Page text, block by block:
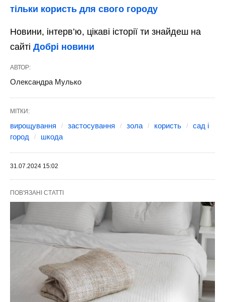
тільки користь для свого городу
Новини, інтерв’ю, цікаві історії ти знайдеш на
сайті Добрі новини
АВТОР:
Олександра Мулько
МІТКИ:
вирощування застосування зола користь
сад і
город
шкода
31.07.2024 15:02
ПОВ'ЯЗАНІ СТАТТІ